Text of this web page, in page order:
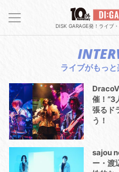
DISK GARAGE発！ライブ
ライブがもっと
催！“3
張るド
う！
sajou
ー・渡